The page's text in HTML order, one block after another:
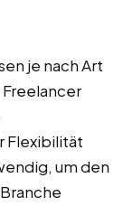
je nach Art
Flexibilität
um den